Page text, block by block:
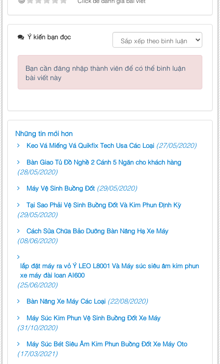
Ý kiến bạn đọc
Bạn cần đăng nhập thành viên để có thể bình luận
bài viết này
Những tin mới hơn
Keo Vá Miếng Vá Quikfix Tech Usa Các Loại (27/05/2020)
Bàn Giao Tủ Đồ Nghề 2 Cánh 5 Ngăn cho khách hàng
(28/05/2020)
Máy Vệ Sinh Buồng Đốt (29/05/2020)
Tại Sao Phải Vệ Sinh Buồng Đốt Và Kim Phun Định Kỳ
(29/05/2020)
Cách Sửa Chữa Bảo Dưỡng Bàn Nâng Hạ Xe Máy
(08/06/2020)
lắp đặt máy ra vỏ Ý LEO L8001 Và Máy súc siêu âm kim phun
xe máy đài loan AI600
(25/06/2020)
Bàn Nâng Xe Máy Các Loại (22/08/2020)
Máy Súc Kim Phun Vệ Sinh Buồng Đốt Xe Máy
(31/10/2020)
Máy Súc Bét Siêu Âm Kim Phun Buồng Đốt Xe Máy Oto
(17/03/2021)